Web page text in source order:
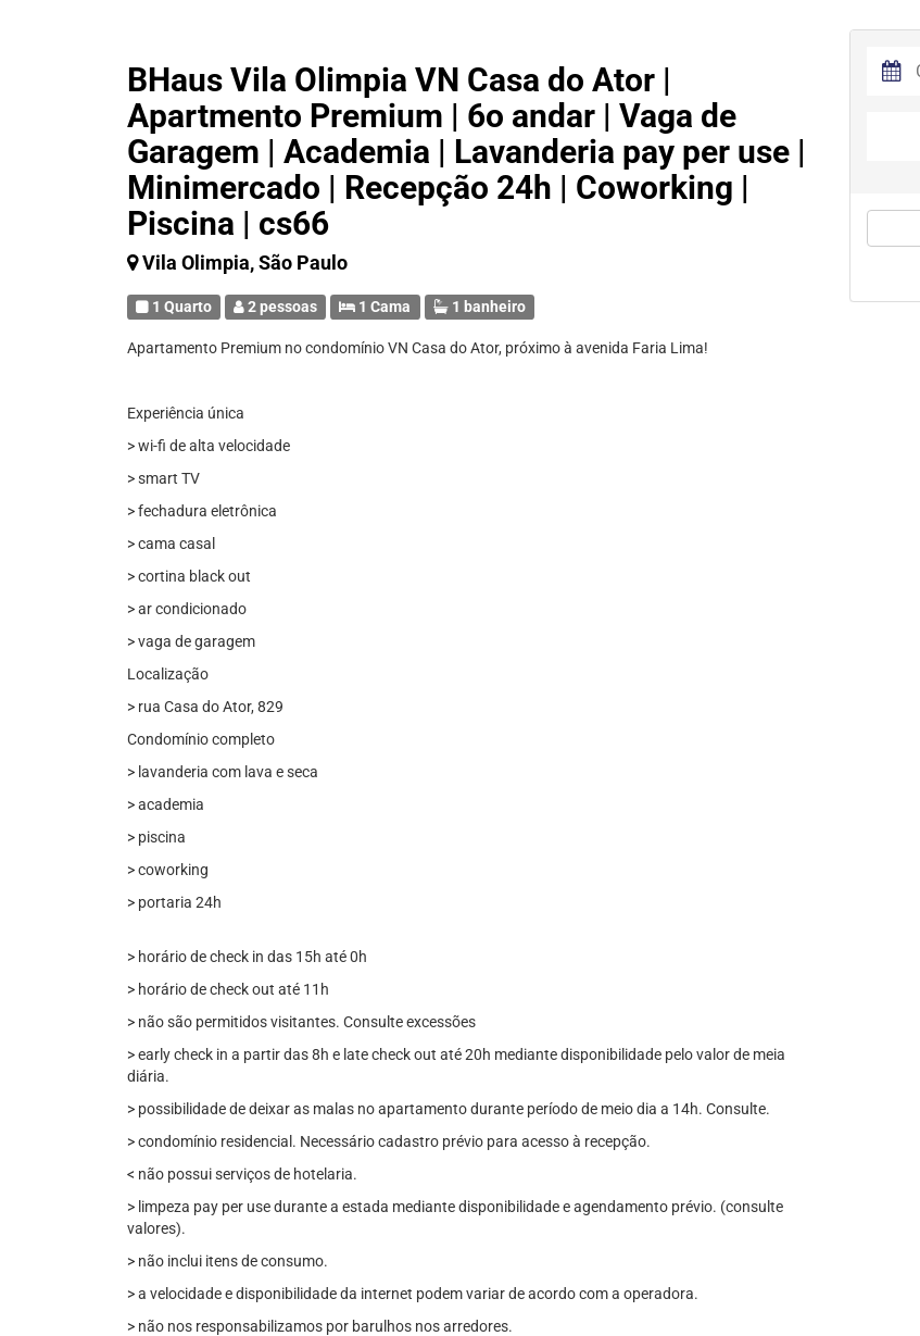
BHaus Vila Olimpia VN Casa do Ator |
Apartmento Premium | 6o andar | Vaga de
Garagem | Academia | Lavanderia pay per use |
Minimercado | Recepção 24h | Coworking |
Piscina | cs66
Vila Olimpia, São Paulo
1 Quarto 2 pessoas 1 Cama 1 banheiro
Apartamento Premium no condomínio VN Casa do Ator, próximo à avenida Faria Lima!
Experiência única
> wi-fi de alta velocidade
> smart TV
> fechadura eletrônica
> cama casal
> cortina black out
> ar condicionado
> vaga de garagem
Localização
> rua Casa do Ator, 829
Condomínio completo
> lavanderia com lava e seca
> academia
> piscina
> coworking
> portaria 24h
> horário de check in das 15h até 0h
> horário de check out até 11h
> não são permitidos visitantes. Consulte excessões
> early check in a partir das 8h e late check out até 20h mediante disponibilidade pelo valor de meia
diária.
> possibilidade de deixar as malas no apartamento durante período de meio dia a 14h. Consulte.
> condomínio residencial. Necessário cadastro prévio para acesso à recepção.
< não possui serviços de hotelaria.
> limpeza pay per use durante a estada mediante disponibilidade e agendamento prévio. (consulte
valores).
> não inclui itens de consumo.
> a velocidade e disponibilidade da internet podem variar de acordo com a operadora.
> não nos responsabilizamos por barulhos nos arredores.